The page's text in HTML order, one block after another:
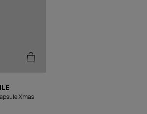
Xmas